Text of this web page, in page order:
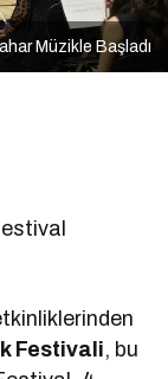
Müzikle Başladı
Festivali, bu